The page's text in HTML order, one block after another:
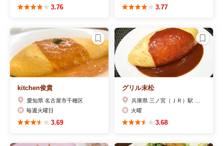
3.76 3.77
kitchen俊貴
愛知県 名古屋市千種区
毎週火曜日
3.69
グリル末松
火曜
3.68